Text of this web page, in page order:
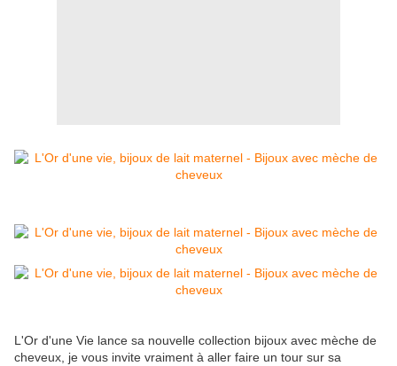
L'Or d'une Vie lance sa nouvelle collection bijoux avec mèche de
cheveux, je vous invite vraiment à aller faire un tour sur sa